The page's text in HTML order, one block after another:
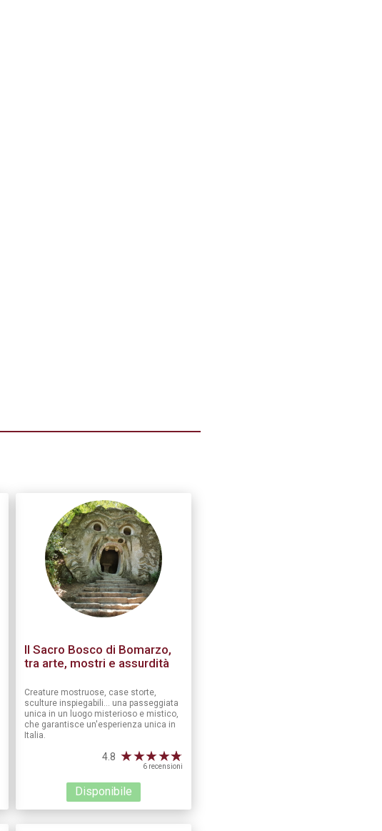
Il Sacro Bosco di Bomarzo,
tra arte, mostri e assurdità
Creature mostruose, case storte,
sculture inspiegabili... una passeggiata
unica in un luogo misterioso e mistico,
che garantisce un'esperienza unica in
Italia.
4.8 ★★★★☆
★
6 recensioni
Disponibile